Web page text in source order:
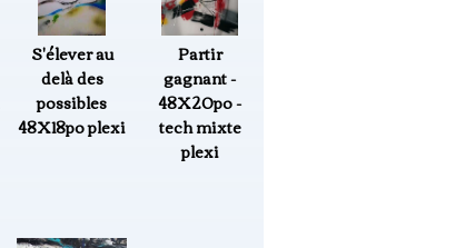
S'élever au
delà des
possibles
48X18po plexi
Partir
gagnant -
48X20po -
tech mixte
plexi